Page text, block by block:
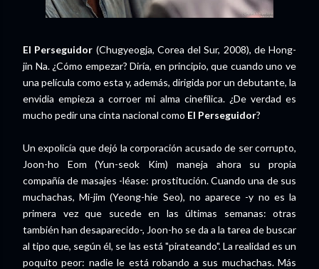
El Perseguidor (Chugyeogja, Corea del Sur, 2008), de Hong-
jin Na. ¿Cómo empezar? Diría, en principio, que cuando uno ve
una película como esta y, además, dirigida por un debutante, la
envidia empieza a corroer mi alma cinefílica. ¿De verdad es
mucho pedir una cinta nacional como El Perseguidor?
Un expolicía que dejó la corporación acusado de ser corrupto,
Joon-ho Eom (Yun-seok Kim) maneja ahora su propia
compañía de masajes -léase: prostitución. Cuando una de sus
muchachas, Mi-jim (Yeong-hie Seo), no aparece -y no es la
primera vez que sucede en las últimas semanas: otras
también han desaparecido-, Joon-ho se da a la tarea de buscar
al tipo que, según él, se las está "pirateando". La realidad es un
poquito peor: nadie le está robando a sus muchachas. Más